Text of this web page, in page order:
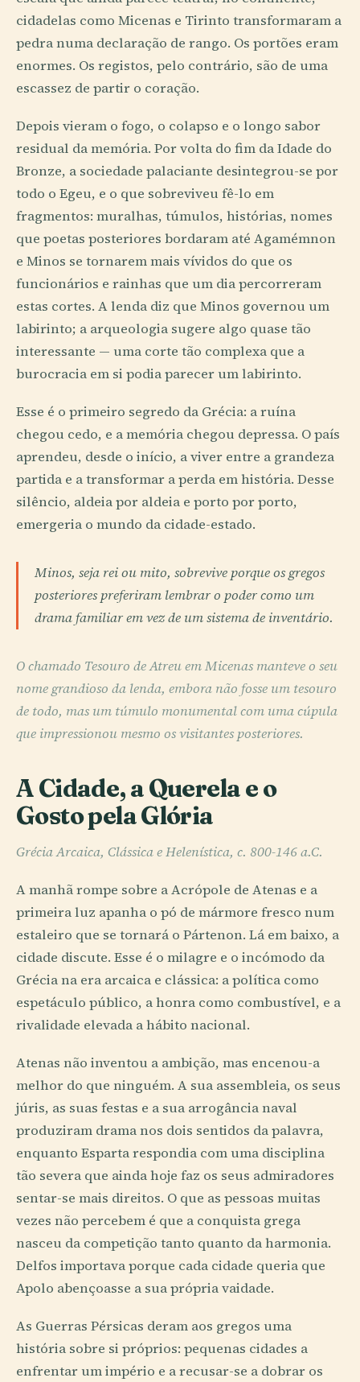
cidadelas como Micenas e Tirinto transformaram a
pedra numa declaração de rango. Os portões eram
enormes. Os registos, pelo contrário, são de uma
escassez de partir o coração.
Depois vieram o fogo, o colapso e o longo sabor
residual da memória. Por volta do fim da Idade do
Bronze, a sociedade palaciante desintegrou-se por
todo o Egeu, e o que sobreviveu fê-lo em
fragmentos: muralhas, túmulos, histórias, nomes
que poetas posteriores bordaram até Agamémnon
e Minos se tornarem mais vívidos do que os
funcionários e rainhas que um dia percorreram
estas cortes. A lenda diz que Minos governou um
labirinto; a arqueologia sugere algo quase tão
interessante — uma corte tão complexa que a
burocracia em si podia parecer um labirinto.
Esse é o primeiro segredo da Grécia: a ruína
chegou cedo, e a memória chegou depressa. O país
aprendeu, desde o início, a viver entre a grandeza
partida e a transformar a perda em história. Desse
silêncio, aldeia por aldeia e porto por porto,
emergeria o mundo da cidade-estado.
Minos, seja rei ou mito, sobrevive porque os gregos
posteriores preferiram lembrar o poder como um
drama familiar em vez de um sistema de inventário.
O chamado Tesouro de Atreu em Micenas manteve o seu
nome grandioso da lenda, embora não fosse um tesouro
de todo, mas um túmulo monumental com uma cúpula
que impressionou mesmo os visitantes posteriores.
A Cidade, a Querela e o
Gosto pela Glória
Grécia Arcaica, Clássica e Helenística, c. 800-146 a.C.
A manhã rompe sobre a Acrópole de Atenas e a
primeira luz apanha o pó de mármore fresco num
estaleiro que se tornará o Pártenon. Lá em baixo, a
cidade discute. Esse é o milagre e o incómodo da
Grécia na era arcaica e clássica: a política como
espetáculo público, a honra como combustível, e a
rivalidade elevada a hábito nacional.
Atenas não inventou a ambição, mas encenou-a
melhor do que ninguém. A sua assembleia, os seus
júris, as suas festas e a sua arrogância naval
produziram drama nos dois sentidos da palavra,
enquanto Esparta respondia com uma disciplina
tão severa que ainda hoje faz os seus admiradores
sentar-se mais direitos. O que as pessoas muitas
vezes não percebem é que a conquista grega
nasceu da competição tanto quanto da harmonia.
Delfos importava porque cada cidade queria que
Apolo abençoasse a sua própria vaidade.
As Guerras Pérsicas deram aos gregos uma
história sobre si próprios: pequenas cidades a
enfrentar um império e a recusar-se a dobrar os